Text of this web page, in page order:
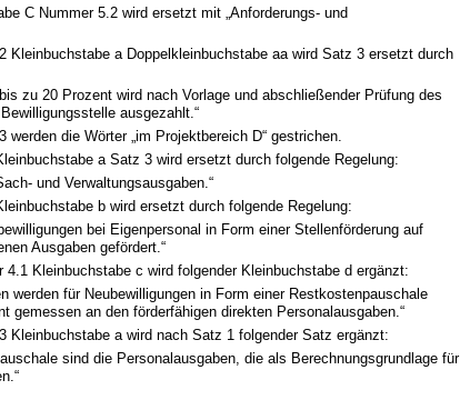
C Nummer 5.2 wird ersetzt mit „Anforderungs- und
Kleinbuchstabe a Doppelkleinbuchstabe aa wird Satz 3 ersetzt durch
zu 20 Prozent wird nach Vorlage und abschließender Prüfung des
ausgezahlt.“
die Wörter „im Projektbereich D“ gestrichen.
a Satz 3 wird ersetzt durch folgende Regelung:
und Verwaltungsausgaben.“
b wird ersetzt durch folgende Regelung:
bei Eigenpersonal in Form einer Stellenförderung auf
Ausgaben gefördert.“
Kleinbuchstabe c wird folgender Kleinbuchstabe d ergänzt:
werden für Neubewilligungen in Form einer Restkostenpauschale
gemessen an den förderfähigen direkten Personalausgaben.“
Kleinbuchstabe a wird nach Satz 1 folgender Satz ergänzt:
sind die Personalausgaben, die als Berechnungsgrundlage für